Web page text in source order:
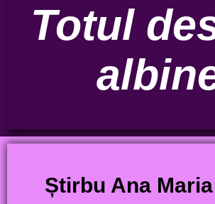
Totul
Știrbu Ana